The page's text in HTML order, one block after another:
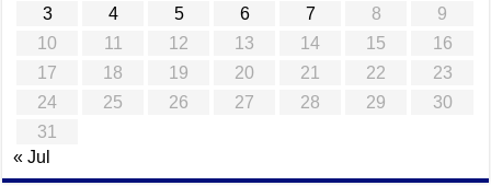
3
4 5 6 7 8
9
10
11 12 13 14 15
16
17
18 19 20 21 22
23
24
25 26 27 28 29
30
31
« Jul